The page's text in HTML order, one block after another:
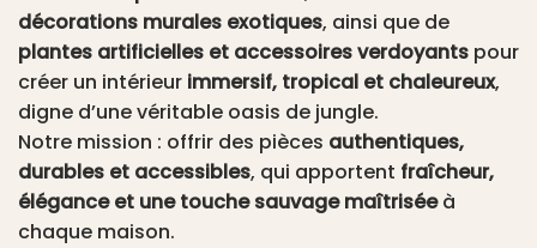
décorations murales exotiques, ainsi que de
plantes artificielles et accessoires verdoyants pour
créer un intérieur immersif, tropical et chaleureux,
digne d’une véritable oasis de jungle.
Notre mission : offrir des pièces authentiques,
durables et accessibles, qui apportent fraîcheur,
élégance et une touche sauvage maîtriséeà
chaque maison.